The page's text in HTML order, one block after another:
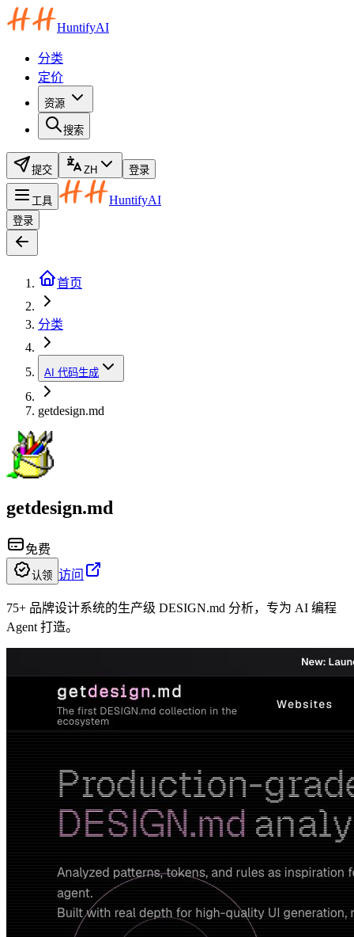
HuntifyAI
分类
定价
资源
搜索
提交 ZH 登录
工具 HuntifyAI
登录
首页
分类
AI 代码生成
getdesign.md
getdesign.md
免费
认领 访问
75+ 品牌设计系统的生产级 DESIGN.md 分析，专为 AI 编程
Agent 打造。